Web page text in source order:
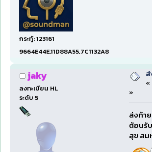
กระทู้: 123161
9664E44E,11D88A55,7C1132A8
jaky
ลงทะเบียน HL
ระดับ 5
«
»
ส่งท้า
ต้อนรั
สุข ส